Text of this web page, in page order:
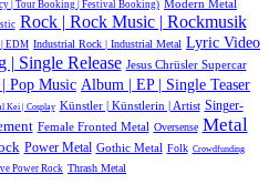
| Tour Booking | Festival Booking) Modern Metal
Rock | Rock Music | Rockmusik
| EDM Industrial Rock | Industrial Metal Lyric Video
| Single Release Jesus Chrüsler Supercar
Pop Music Album | EP | Single Teaser
Kei | Cosplay Künstler | Künstlerin | Artist Singer-
Female Fronted Metal Oversense Metal
Power Metal Gothic Metal Folk Crowdfunding
Power Rock Thrash Metal